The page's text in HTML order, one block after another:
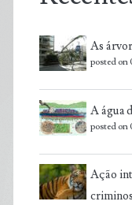
As
posted
A água
posted
Ação